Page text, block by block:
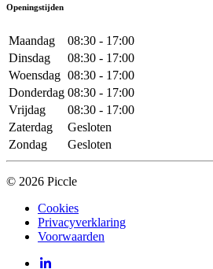
Openingstijden
Maandag
08:30 - 17:00
Dinsdag
08:30 - 17:00
Woensdag 08:30 - 17:00
Donderdag 08:30 - 17:00
Vrijdag
08:30 - 17:00
Zaterdag
Gesloten
Zondag
Gesloten
© 2026 Piccle
Cookies
Privacyverklaring
Voorwaarden